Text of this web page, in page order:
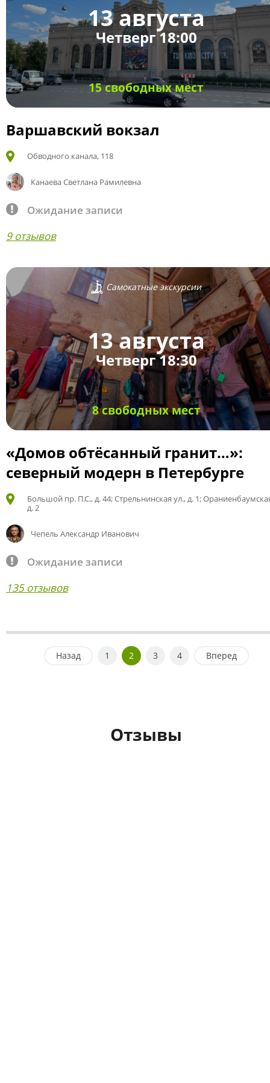
13 августа
Четверг 18:00
15 свободных мест
Варшавский вокзал
Обводного канала, 118
Канаева Светлана Рамилевна
Ожидание записи
9 отзывов
Самокатные экскурсии
13 августа
Четверг 18:30
8 свободных мест
«Домов обтёсанный гранит…»:
северный модерн в Петербурге
Большой пр. П.С., д. 44; Стрельнинская ул., д. 1;
д. 2
Чепель Александр Иванович
Ожидание записи
135 отзывов
Назад 1 2 3 4 Вперед
Отзывы